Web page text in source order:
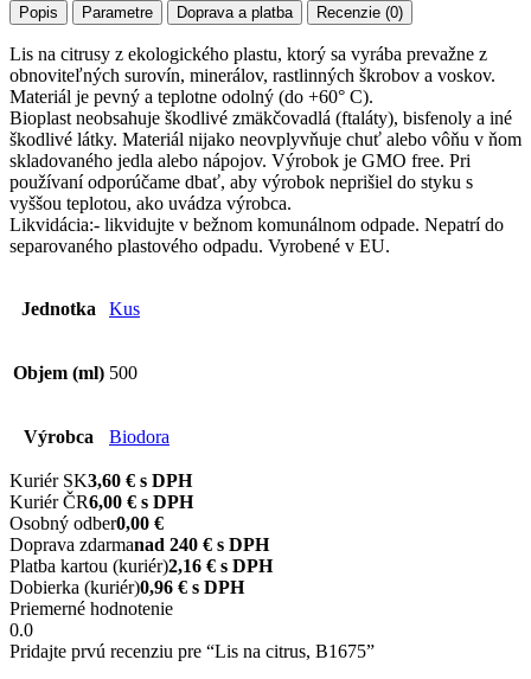
Popis Parametre Doprava a platba Recenzie (0)
Lis na citrusy z ekologického plastu, ktorý sa vyrába prevažne z
obnoviteľných surovín, minerálov, rastlinných škrobov a voskov.
Materiál je pevný a teplotne odolný (do +60° C).
Bioplast neobsahuje škodlivé zmäkčovadlá (ftaláty), bisfenoly a iné
škodlivé látky. Materiál nijako neovplyvňuje chuť alebo vôňu v ňom
skladovaného jedla alebo nápojov. Výrobok je GMO free. Pri
používaní odporúčame dbať, aby výrobok neprišiel do styku s
vyššou teplotou, ako uvádza výrobca.
Likvidácia:- likvidujte v bežnom komunálnom odpade. Nepatrí do
separovaného plastového odpadu. Vyrobené v EU.
Jednotka Kus
Objem (ml) 500
Výrobca Biodora
Kuriér SK3,60 € s DPH
Kuriér ČR6,00 € s DPH
Osobný odber0,00 €
Doprava zdarmanad 240 € s DPH
Platba kartou (kuriér)2,16 € s DPH
Dobierka (kuriér)0,96 € s DPH
Priemerné hodnotenie
0.0
Pridajte prvú recenziu pre “Lis na citrus, B1675”